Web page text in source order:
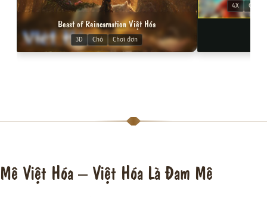
Beast of Reincarnation Việt Hóa
3D Chó Chơi đơn
4X
Mê Việt Hóa – Việt Hóa Là Đam Mê